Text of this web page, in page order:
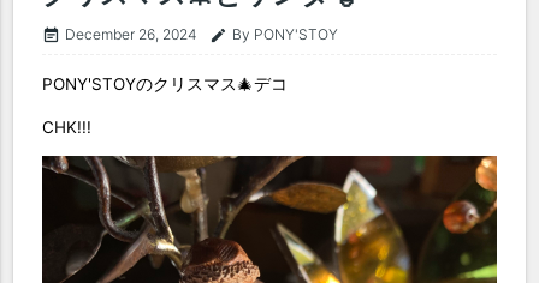
event_note December 26, 2024 edit By PONY'STOY
PONY'STOYのクリスマス🎄デコ
CHK!!!